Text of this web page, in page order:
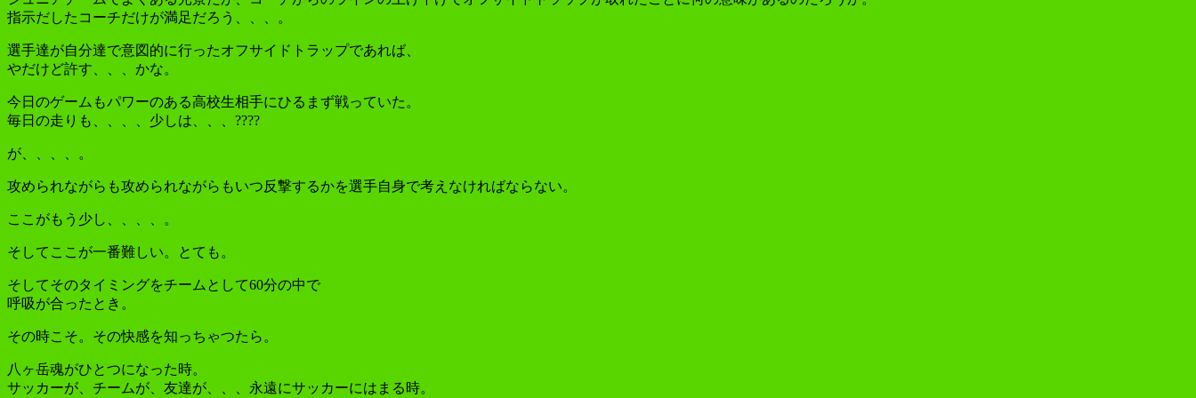
指示だしたコーチだけが満足だろう、、、。
選手達が自分達で意図的に行ったオフサイドトラップであれば、
やだけど許す、、、かな。
今日のゲームもパワーのある高校生相手にひるまず戦っていた。
毎日の走りも、、、、少しは、、、????
が、、、、。
攻められながらも攻められながらもいつ反撃するかを選手自身で考えなければならない。
ここがもう少し、、、、。
そしてここが一番難しい。とても。
そしてそのタイミングをチームとして60分の中で
呼吸が合ったとき。
その時こそ。その快感を知っちゃつたら。
八ヶ岳魂がひとつになった時。
サッカーが、チームが、友達が、、、永遠にサッカーにはまる時。